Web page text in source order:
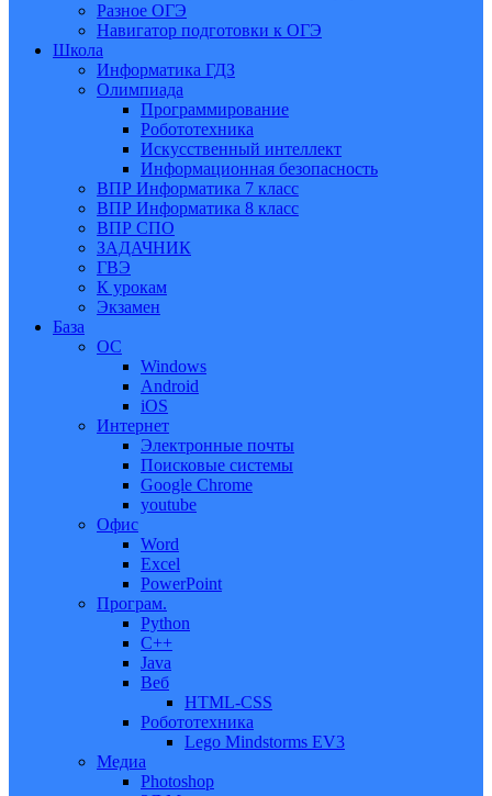
Разное ОГЭ
Навигатор подготовки к ОГЭ
Школа
Информатика ГДЗ
Олимпиада
Программирование
Робототехника
Искусственный интеллект
Информационная безопасность
ВПР Информатика 7 класс
ВПР Информатика 8 класс
ВПР СПО
ЗАДАЧНИК
ГВЭ
К урокам
Экзамен
База
ОС
Windows
Android
iOS
Интернет
Электронные почты
Поисковые системы
Google Chrome
youtube
Офис
Word
Excel
PowerPoint
Програм.
Python
C++
Java
Веб
HTML-CSS
Робототехника
Lego Mindstorms EV3
Медиа
Photoshop